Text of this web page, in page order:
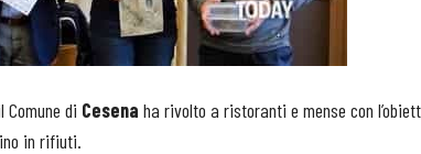
Comune di Cesena ha rivolto a ristoranti e mense con
in rifiuti.